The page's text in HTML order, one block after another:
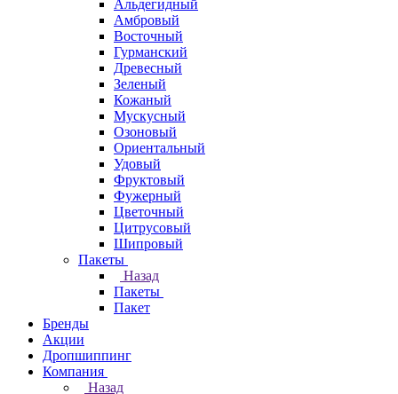
Альдегидный
Амбровый
Восточный
Гурманский
Древесный
Зеленый
Кожаный
Мускусный
Озоновый
Ориентальный
Удовый
Фруктовый
Фужерный
Цветочный
Цитрусовый
Шипровый
Пакеты
Назад
Пакеты
Пакет
Бренды
Акции
Дропшиппинг
Компания
Назад